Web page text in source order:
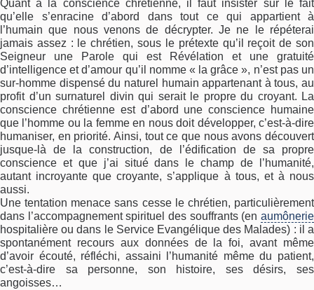
Quant à la conscience chrétienne, il faut insister sur le fait
qu’elle s’enracine d’abord dans tout ce qui appartient à
l’humain que nous venons de décrypter. Je ne le répéterai
jamais assez : le chrétien, sous le prétexte qu’il reçoit de son
Seigneur une Parole qui est Révélation et une gratuité
d’intelligence et d’amour qu’il nomme « la grâce », n’est pas un
sur-homme dispensé du naturel humain appartenant à tous, au
profit d’un surnaturel divin qui serait le propre du croyant. La
conscience chrétienne est d’abord une conscience humaine
que l’homme ou la femme en nous doit développer, c’est-à-dire
humaniser, en priorité. Ainsi, tout ce que nous avons découvert
jusque-là de la construction, de l’édification de sa propre
conscience et que j’ai situé dans le champ de l’humanité,
autant incroyante que croyante, s’applique à tous, et à nous
aussi.
Une tentation menace sans cesse le chrétien, particulièrement
dans l’accompagnement spirituel des souffrants (en aumônerie
hospitalière ou dans le Service Evangélique des Malades) : il a
spontanément recours aux données de la foi, avant même
d’avoir écouté, réfléchi, assaini l’humanité même du patient,
c’est-à-dire sa personne, son histoire, ses désirs, ses
angoisses…